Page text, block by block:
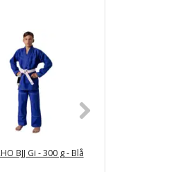
BJJ Gi - 300 g - Blå